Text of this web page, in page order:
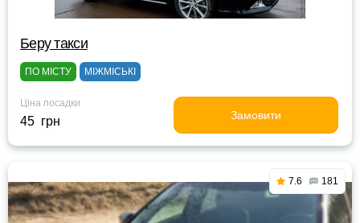
Беру такси
ПО МІСТУ МІЖМІСЬКІ
Ціна посадки
45 грн Замовити
7.6 181